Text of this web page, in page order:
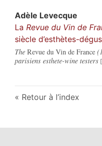
Adèle Levecque
La Revue du Vin de
siècle d’esthètes-
The Revue du Vin de France
parisiens esthete-wine testers
Retour à l’index